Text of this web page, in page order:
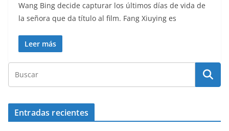
Wang Bing decide capturar los últimos días de vida de
la señora que da título al film. Fang Xiuying es
Leer más
Entradas recientes